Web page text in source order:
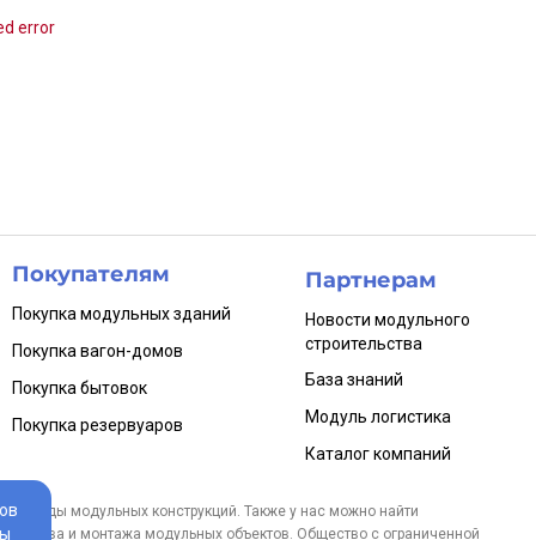
error
Покупателям
Покупка модульных зданий
Покупка вагон-домов
Покупка бытовок
Покупка резервуаров
Партнерам
Новости модульного
строительства
База знаний
Модуль логистика
Каталог компаний
аренды модульных конструкций. Также у нас можно найти
и монтажа модульных объектов. Общество с ограниченной